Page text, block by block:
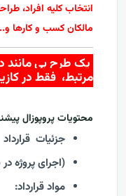
انتخاب کلیه افراد،
مالکان کسب و کارها
مرتبط، فقط در
محتويات پروپوزال
جزئیات قرارداد
(اجرای پروژه
مواد قرارداد: